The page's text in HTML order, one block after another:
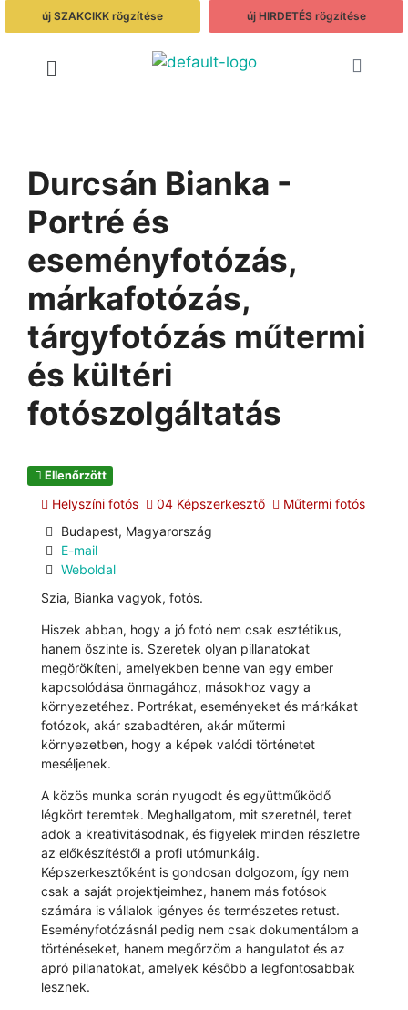
új SZAKCIKK rögzítése új HIRDETÉS rögzítése
Durcsán Bianka -
Portré és
eseményfotózás,
márkafotózás,
tárgyfotózás műtermi
és kültéri
fotószolgáltatás
Ellenőrzött
Helyszíni fotós 04 Képszerkesztő
Műtermi fotós
Budapest, Magyarország
E-mail
Weboldal
Szia, Bianka vagyok, fotós.
Hiszek abban, hogy a jó fotó nem csak esztétikus,
hanem őszinte is. Szeretek olyan pillanatokat
megörökíteni, amelyekben benne van egy ember
kapcsolódása önmagához, másokhoz vagy a
környezetéhez. Portrékat, eseményeket és márkákat
fotózok, akár szabadtéren, akár műtermi
környezetben, hogy a képek valódi történetet
meséljenek.
A közös munka során nyugodt és együttműködő
légkört teremtek. Meghallgatom, mit szeretnél, teret
adok a kreativitásodnak, és figyelek minden részletre
az előkészítéstől a profi utómunkáig.
Képszerkesztőként is gondosan dolgozom, így nem
csak a saját projektjeimhez, hanem más fotósok
számára is vállalok igényes és természetes retust.
Eseményfotózásnál pedig nem csak dokumentálom a
történéseket, hanem megőrzöm a hangulatot és az
apró pillanatokat, amelyek később a legfontosabbak
lesznek.